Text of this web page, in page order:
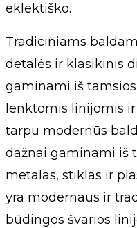
eklektiško.
Tradiciniams
detalės ir klasikinis
gaminami iš
lenktomis linijomis
tarpu modernūs
dažnai gaminami iš
metalas, stiklas ir
yra modernaus ir
būdingos švarios